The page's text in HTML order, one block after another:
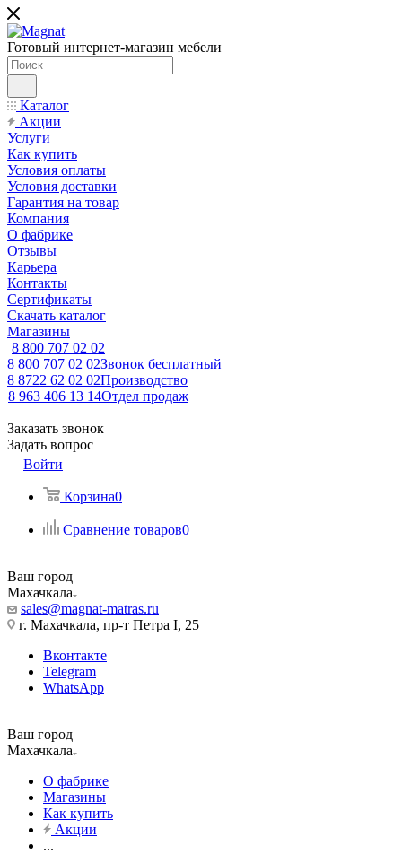
Готовый интернет-магазин мебели
Каталог
Акции
Услуги
Как купить
Условия оплаты
Условия доставки
Гарантия на товар
Компания
О фабрике
Отзывы
Карьера
Контакты
Сертификаты
Скачать каталог
Магазины
8 800 707 02 02
8 800 707 02 02Звонок бесплатный
8 8722 62 02 02Производство
8 963 406 13 14Отдел продаж
Заказать звонок
Задать вопрос
Войти
Корзина0
Сравнение товаров0
Ваш город
Махачкала
sales@magnat-matras.ru
г. Махачкала, пр-т Петра I, 25
Вконтакте
Telegram
WhatsApp
Ваш город
Махачкала
О фабрике
Магазины
Как купить
Акции
...